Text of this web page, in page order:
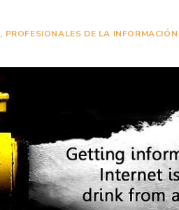
, PROFESIONALES DE LA